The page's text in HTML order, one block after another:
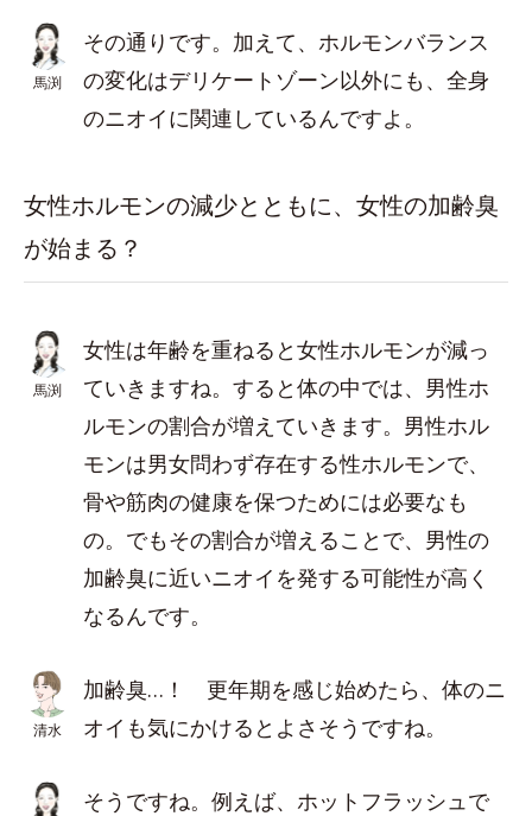
馬渕
その通りです。加えて、ホルモンバランス
の変化はデリケートゾーン以外にも、全身
のニオイに関連しているんですよ。
女性ホルモンの減少とともに、女性の加齢臭
が始まる？
馬渕
女性は年齢を重ねると女性ホルモンが減っ
ていきますね。すると体の中では、男性ホ
ルモンの割合が増えていきます。男性ホル
モンは男女問わず存在する性ホルモンで、
骨や筋肉の健康を保つためには必要なも
の。でもその割合が増えることで、男性の
加齢臭に近いニオイを発する可能性が高く
なるんです。
清水
加齢臭…！ 更年期を感じ始めたら、体のニ
オイも気にかけるとよさそうですね。
そうですね。例えば、ホットフラッシュで